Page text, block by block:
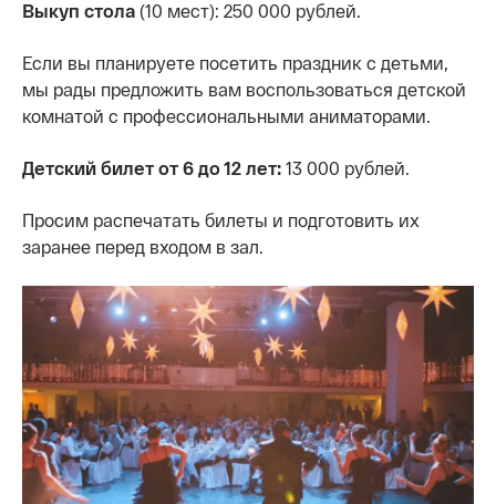
Выкуп стола (10 мест): 250 000 рублей.
Если вы планируете посетить праздник с детьми,
мы рады предложить вам воспользоваться детской
комнатой с профессиональными аниматорами.
Детский билет от 6 до 12 лет: 13 000 рублей.
Просим распечатать билеты и подготовить их
заранее перед входом в зал.